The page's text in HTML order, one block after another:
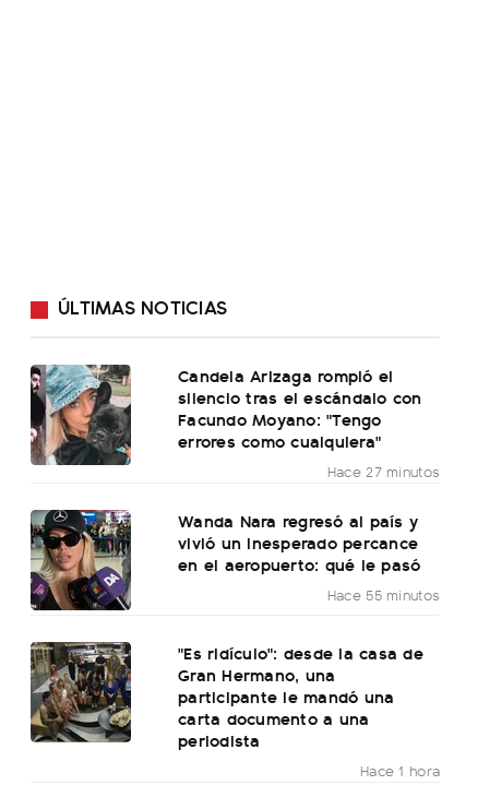
ÚLTIMAS NOTICIAS
Candela Arizaga rompió el
silencio tras el escándalo con
Facundo Moyano: "Tengo
errores como cualquiera"
Hace 27 minutos
Wanda Nara regresó al país y
vivió un inesperado percance
en el aeropuerto: qué le pasó
Hace 55 minutos
"Es ridículo": desde la casa de
Gran Hermano, una
participante le mandó una
carta documento a una
periodista
Hace 1 hora